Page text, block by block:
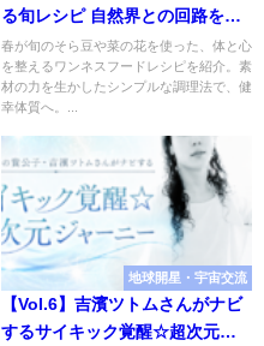
る旬レシピ 自然界との回路を開
く「ワンネスフード」とは
春が旬のそら豆や菜の花を使った、体と心
を整えるワンネスフードレシピを紹介。素
材の力を生かしたシンプルな調理法で、健
幸体質へ。...
地球開星・宇宙交流
【Vol.6】吉濱ツトムさんがナビ
するサイキック覚醒☆超次元ジ